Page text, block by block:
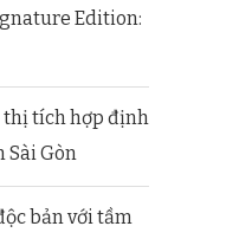
Edition:
thị tích hợp định
Gòn
bản với tầm